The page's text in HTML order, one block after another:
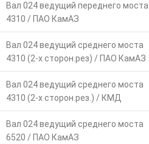
Вал 024 ведущий переднего моста
4310 / ПАО КамАЗ
Вал 024 ведущий среднего моста
4310 (2-х сторон.рез) / ПАО КамАЗ
Вал 024 ведущий среднего моста
4310 (2-х сторон.рез.) / КМД
Вал 024 ведущий среднего моста
6520 / ПАО КамАЗ